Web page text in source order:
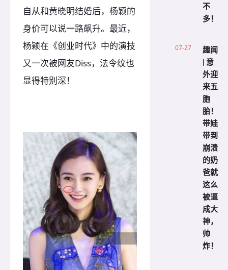
自从和黄晓明结婚后，杨颖的
身价可以说一路飙升。最近，
杨颖在《创业时代》中的演技
又一次被网友Diss，法令纹也
显得特别深！
不
多！
07-27
趣闻
| 意
外迎
来五
胞
胎！
带娃
带到
崩溃
的奶
爸就
这么
被逼
成大
神，
帅
炸！